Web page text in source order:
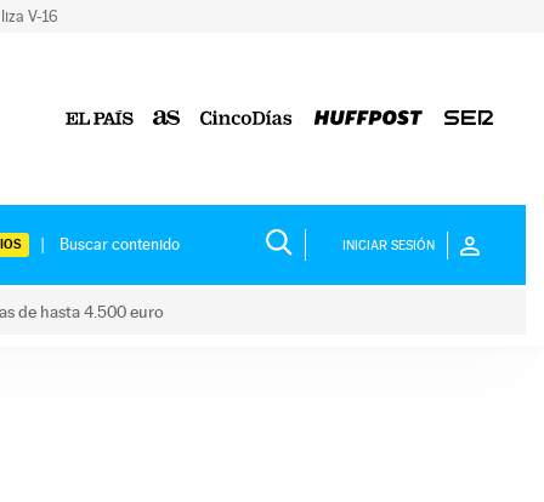
V-16
INICIAR SESIÓN
de hasta 4.500 euro